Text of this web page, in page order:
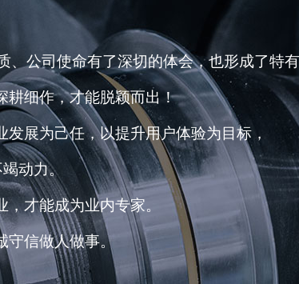
、公司使命有了深切的体会，也形成了特
耕细作，才能脱颖而出！
展为己任，以提升用户体验为目标，
动力。
才能成为业内专家。
守信做人做事。